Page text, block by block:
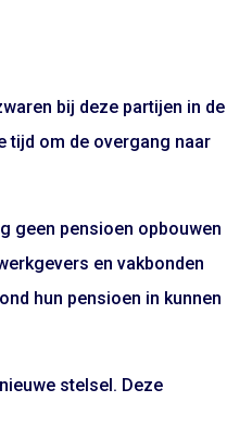
bij deze partijen in de
tijd om de overgang naar
geen pensioen opbouwen
en vakbonden
hun pensioen in kunnen
stelsel. Deze